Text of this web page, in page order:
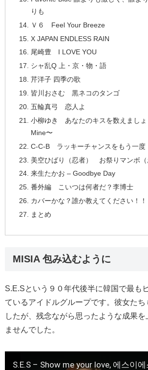
りも
Ｖ６ Feel Your Breeze
X JAPAN ENDLESS RAIN
尾崎豊 I LOVE YOU
シャ乱Q 上・京・物・語
芹洋子 四季の歌
皆川おさむ 黒ネコのタンゴ
五輪真弓 恋人よ
小柳ゆき あなたのキスを数えましょ
Mine〜
C-C-B ラッキーチャンスをもう一度
美空ひばり（忍者） お祭りマンボ（
来生たかお – Goodbye Day
番外編 こいつは何者だ？李博士
カバーかな？誰か教えてください！！
まとめ
MISIA 包み込むように
S.E.Sという９０年代後半に韓国で最も
ているアイドルグループです。彼女たち
したが、残念ながら思ったような成果を
ませんでした。